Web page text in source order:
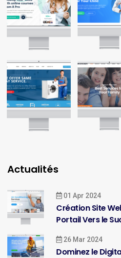
Actualités
01 Apr 2024
Création Site
Portail Vers le
26 Mar 2024
Dominez le